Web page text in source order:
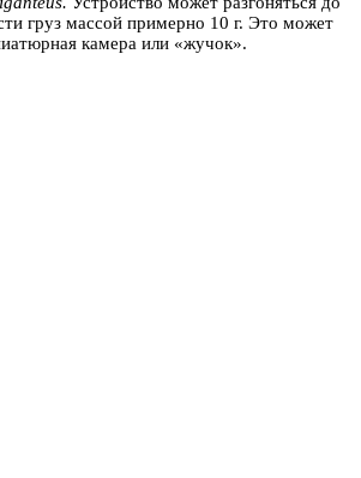
груз массой примерно 10 г. Это может
камера или «жучок».